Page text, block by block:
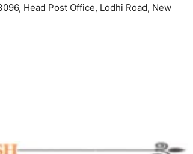
Head Post Office, Lodhi Road, New